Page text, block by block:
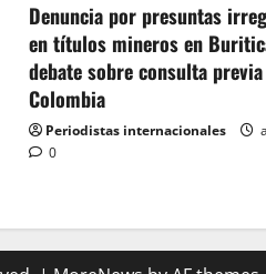
Denuncia por presuntas
en títulos mineros en
debate sobre consulta
Colombia
Periodistas internacionales
0